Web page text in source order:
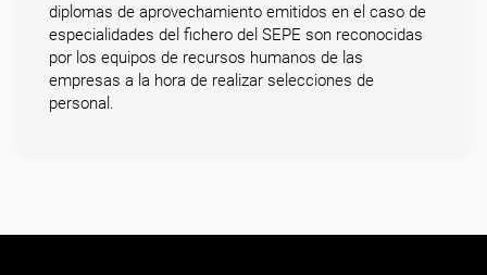
diplomas de aprovechamiento emitidos en el caso de
especialidades del fichero del SEPE son reconocidas
por los equipos de recursos humanos de las
empresas a la hora de realizar selecciones de
personal.